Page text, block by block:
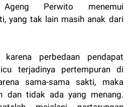
Perwito menemui
yang tak lain masih anak dari
karena perbedaan pendapat
terjadinya pertempuran di
sama-sama sakti, maka
dan tidak ada yang menang.